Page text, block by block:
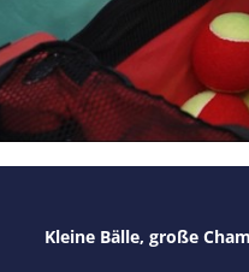
Kleine Bälle, große